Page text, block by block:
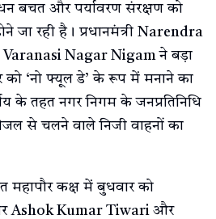
बचत और पर्यावरण संरक्षण को
रही है। प्रधानमंत्री Narendra
Nagar Nigam ने बड़ा
को ‘नो फ्यूल डे’ के रूप में मनाने का
के तहत नगर निगम के जनप्रतिनिधि
से चलने वाले निजी वाहनों का
महापौर कक्ष में बुधवार को
Ashok Kumar Tiwari और